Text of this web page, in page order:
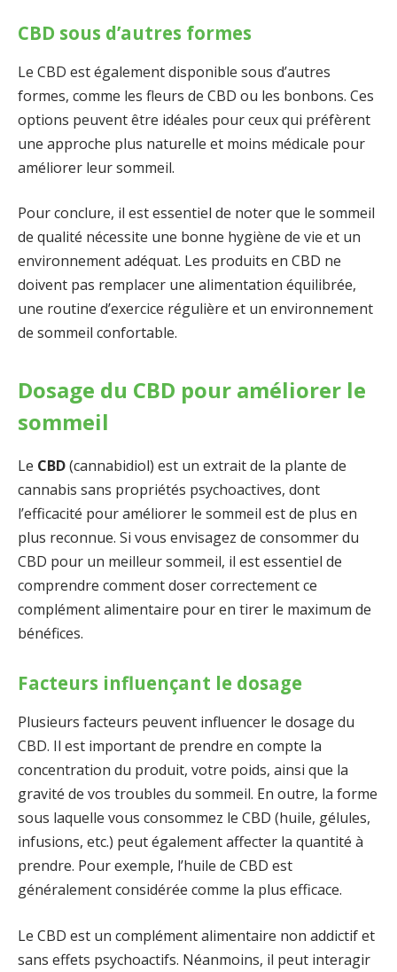
CBD sous d’autres formes
Le CBD est également disponible sous d’autres
formes, comme les fleurs de CBD ou les bonbons. Ces
options peuvent être idéales pour ceux qui préfèrent
une approche plus naturelle et moins médicale pour
améliorer leur sommeil.
Pour conclure, il est essentiel de noter que le sommeil
de qualité nécessite une bonne hygiène de vie et un
environnement adéquat. Les produits en CBD ne
doivent pas remplacer une alimentation équilibrée,
une routine d’exercice régulière et un environnement
de sommeil confortable.
Dosage du CBD pour améliorer le
sommeil
Le CBD(cannabidiol) est un extrait de la plante de
cannabis sans propriétés psychoactives, dont
l’efficacité pour améliorer le sommeil est de plus en
plus reconnue. Si vous envisagez de consommer du
CBD pour un meilleur sommeil, il est essentiel de
comprendre comment doser correctement ce
complément alimentaire pour en tirer le maximum de
bénéfices.
Facteurs influençant le dosage
Plusieurs facteurs peuvent influencer le dosage du
CBD. Il est important de prendre en compte la
concentration du produit, votre poids, ainsi que la
gravité de vos troubles du sommeil. En outre, la forme
sous laquelle vous consommez le CBD (huile, gélules,
infusions, etc.) peut également affecter la quantité à
prendre. Pour exemple, l’huile de CBD est
généralement considérée comme la plus efficace.
Le CBD est un complément alimentaire non addictif et
sans effets psychoactifs. Néanmoins, il peut interagir